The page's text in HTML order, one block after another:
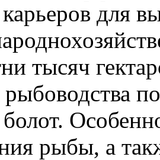
для
тысяч
рыбы, а